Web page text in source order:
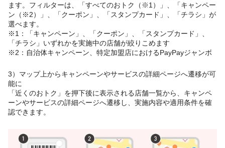
ます。フィルターは、「すべてのおトク（※1）」、「キャンペー
ン（※2）」、「クーポン」、「スタンプカード」、「チラシ」が
選べます。
※1：「キャンペーン」、「クーポン」、「スタンプカード」、
「チラシ」いずれかを実施中の店舗が絞りこめます
※2：自治体キャンペーン、特定加盟店におけるPayPayジャンボ
3）マップ上からキャンペーンやサービスの詳細ページへ遷移が可
能に
「近くのおトク」を押下後に表示される店舗一覧から、キャンペ
ーンやサービスの詳細ページへ遷移し、実施内容や適用条件を確
認できます。